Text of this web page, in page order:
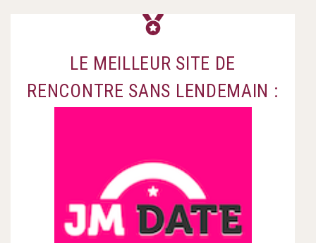
LE MEILLEUR SITE DE
RENCONTRE SANS LENDEMAIN :